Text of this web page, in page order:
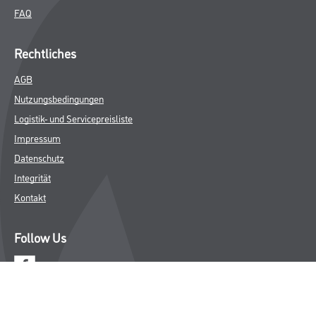
FAQ
Rechtliches
AGB
Nutzungsbedingungen
Logistik- und Servicepreisliste
Impressum
Datenschutz
Integrität
Kontakt
Follow Us